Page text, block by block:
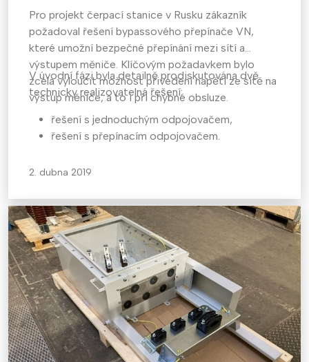
Pro projekt čerpací stanice v Rusku zákazník
požadoval řešení bypassového přepínače VN,
které umožní bezpečné přepínání mezi sítí a
výstupem měniče. Klíčovým požadavkem bylo
zcela vyloučit možnost přivedení napětí ze sítě na
výstup měniče, a to i při chybné obsluze.
V úvodní fázi byla detailně prodiskutována dvě
technicky realizovatelná řešení:
řešení s jednoduchým odpojovačem,
řešení s přepínacím odpojovačem.
2. dubna 2019